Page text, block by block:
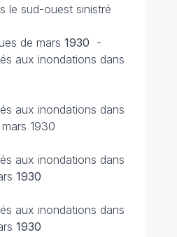
le sud-ouest sinistré
de mars 1930 -
aux inondations dans
aux inondations dans
1930
aux inondations dans
1930
aux inondations dans
1930